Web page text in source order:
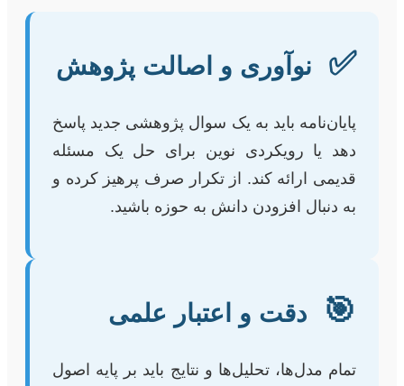
✅ نوآوری و اصالت پژوهش
پایان‌نامه باید به یک سوال پژوهشی جدید پاسخ
دهد یا رویکردی نوین برای حل یک مسئله
قدیمی ارائه کند. از تکرار صرف پرهیز کرده و
به دنبال افزودن دانش به حوزه باشید.
🎯 دقت و اعتبار علمی
تمام مدل‌ها، تحلیل‌ها و نتایج باید بر پایه اصول